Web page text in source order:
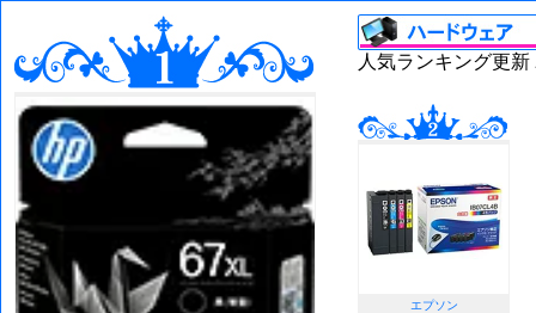
人気ランキング更新
エプソン